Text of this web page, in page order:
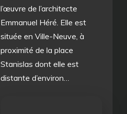
l’œuvre de l’architecte
Emmanuel Héré. Elle est
située en Ville-Neuve, à
proximité de la place
Stanislas dont elle est
distante d’environ…